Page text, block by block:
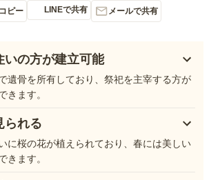
ピー LINEで共有 メールで共有
いの方が建立可能
遺骨を所有しており、祭祀を主宰する方が
きます。
られる
に桜の花が植えられており、春には美しい
きます。